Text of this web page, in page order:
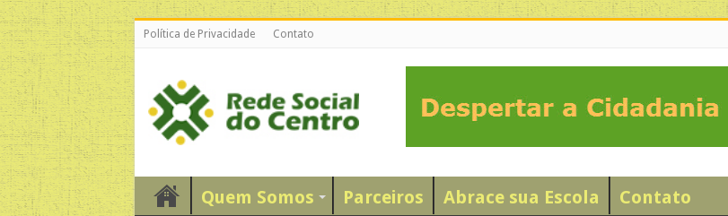
Política de Privacidade Contato
Quem Somos Parceiros Abrace sua Escola Contato